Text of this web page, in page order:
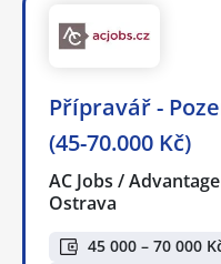
Přípravář -
(45-70.000 Kč)
AC Jobs /
Ostrava
45 000 – 70 000